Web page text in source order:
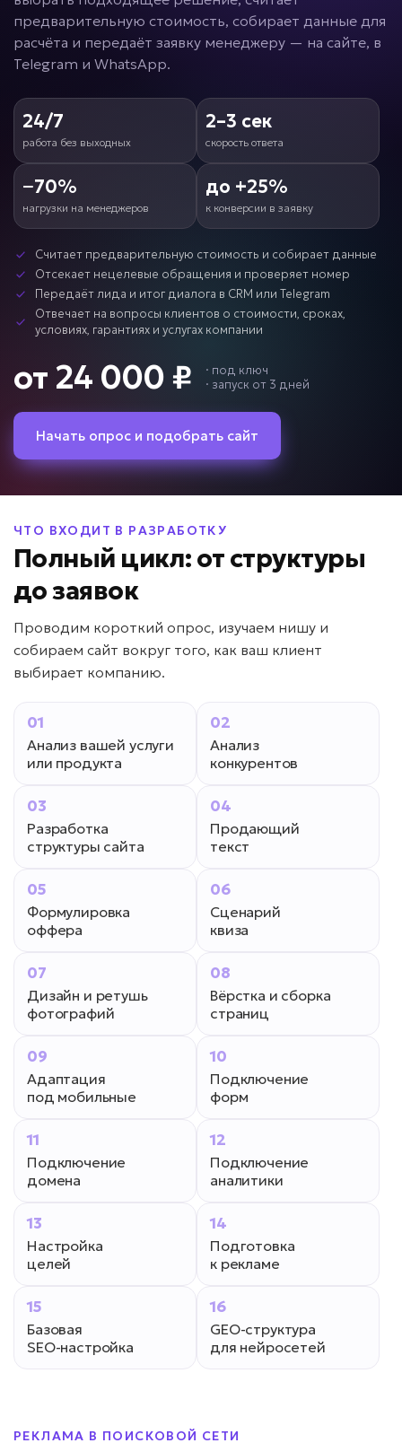
предварительную стоимость, собирает данные для
расчёта и передаёт заявку менеджеру — на сайте, в
Telegram и WhatsApp.
24/7
работа без выходных
2–3 сек
скорость ответа
−70%
нагрузки на менеджеров
до +25%
к конверсии в заявку
Считает предварительную стоимость и собирает данные
Отсекает нецелевые обращения и проверяет номер
Передаёт лида и итог диалога в CRM или Telegram
Отвечает на вопросы клиентов о стоимости, сроках,
условиях, гарантиях и услугах компании
от 24 000 ₽ · под ключ
· запуск от 3 дней
Начать опрос и подобрать сайт
ЧТО ВХОДИТ В РАЗРАБОТКУ
Полный цикл: от структуры
до заявок
Проводим короткий опрос, изучаем нишу и
собираем сайт вокруг того, как ваш клиент
выбирает компанию.
01
Анализ вашей услуги
или продукта
02
Анализ
конкурентов
03
Разработка
структуры сайта
04
Продающий
текст
05
Формулировка
оффера
06
Сценарий
квиза
07
Дизайн и ретушь
фотографий
08
Вёрстка и сборка
страниц
09
Адаптация
под мобильные
10
Подключение
форм
11
Подключение
домена
12
Подключение
аналитики
13
Настройка
целей
14
Подготовка
к рекламе
15
Базовая
SEO-настройка
16
GEO-структура
для нейросетей
РЕКЛАМА В ПОИСКОВОЙ СЕТИ